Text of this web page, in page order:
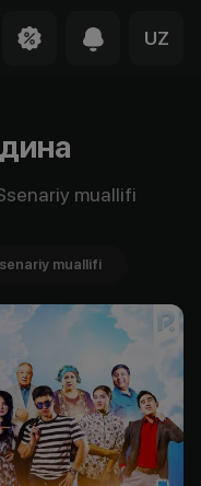
UZ
muallifi
muallifi